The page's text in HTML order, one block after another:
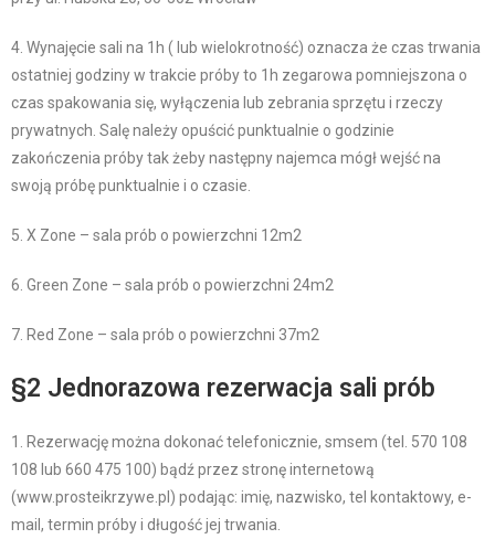
4. Wynajęcie sali na 1h ( lub wielokrotność) oznacza że czas trwania
ostatniej godziny w trakcie próby to 1h zegarowa pomniejszona o
czas spakowania się, wyłączenia lub zebrania sprzętu i rzeczy
prywatnych. Salę należy opuścić punktualnie o godzinie
zakończenia próby tak żeby następny najemca mógł wejść na
swoją próbę punktualnie i o czasie.
5. X Zone – sala prób o powierzchni 12m2
6. Green Zone – sala prób o powierzchni 24m2
7. Red Zone – sala prób o powierzchni 37m2
§2 Jednorazowa rezerwacja sali prób
1. Rezerwację można dokonać telefonicznie, smsem (tel. 570 108
108 lub 660 475 100) bądź przez stronę internetową
(www.prosteikrzywe.pl) podając: imię, nazwisko, tel kontaktowy, e-
mail, termin próby i długość jej trwania.